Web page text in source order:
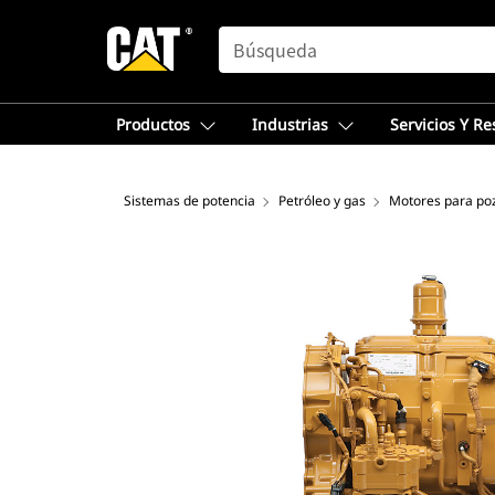
SEARCH
Productos Industrias Servicios Y
Sistemas de potencia Petróleo y gas Motores para